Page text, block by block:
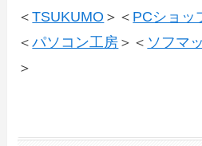
＜TSUKUMO ＞＜ PCショッ
＜パソコン工房 ＞＜ ソフマ
＞